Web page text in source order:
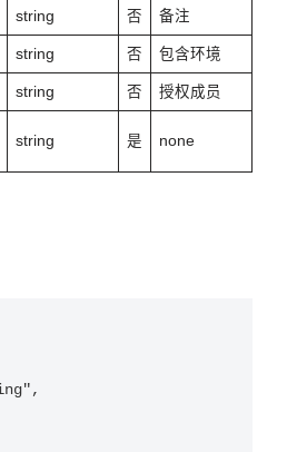
string 否 备注
string 否 包含环境
string 否 授权成员
string 是 none